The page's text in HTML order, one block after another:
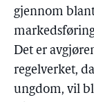
gjennom
Det er
regelverket,
ungdom, vil